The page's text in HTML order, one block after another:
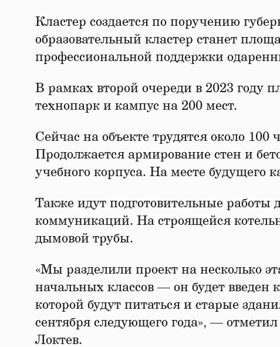
Кластер создается по поручению
образовательный кластер станет
профессиональной поддержки
В рамках второй очереди в 2023 году
технопарк и кампус на 200 мест.
Сейчас на объекте трудятся около
Продолжается армирование стен и
учебного корпуса. На месте будущего
Также идут подготовительные
коммуникаций. На строящейся
дымовой трубы.
«Мы разделили проект на несколько
начальных классов — он будет введен
которой будут питаться и старые
сентября следующего года», —
Локтев.